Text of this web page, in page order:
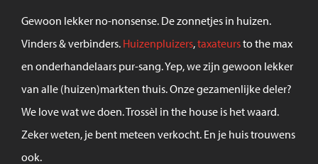
Gewoon lekker no-nonsense. De zonnetjes in huizen.
Vinders & verbinders. Huizenpluizers,taxateursto the max
en onderhandelaars pur-sang. Yep, we zijn gewoon lekker
van alle (huizen)markten thuis. Onze gezamenlijke deler?
We love wat we doen. Trossèl in the house is het waard.
Zeker weten, je bent meteen verkocht. En je huis trouwens
ook.